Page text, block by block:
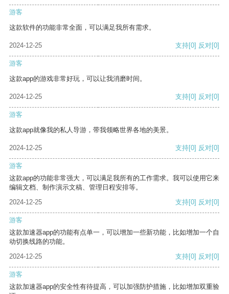
游客
这款软件的功能非常全面，可以满足我所有需求。
2024-12-25 支持[0] 反对[0]
游客
这款app的游戏非常好玩，可以让我消磨时间。
2024-12-25 支持[0] 反对[0]
游客
这款app就像我的私人导游，带我领略世界各地的美景。
2024-12-25 支持[0] 反对[0]
游客
这款app的功能非常强大，可以满足我所有的工作需求。我可以使用它来
编辑文档、制作演示文稿、管理日程安排等。
2024-12-25
支持[0] 反对[0]
游客
这款加速器app的功能有点单一，可以增加一些新功能，比如增加一个自
动切换线路的功能。
2024-12-25
支持[0] 反对[0]
游客
这款加速器app的安全性有待提高，可以加强防护措施，比如增加双重验